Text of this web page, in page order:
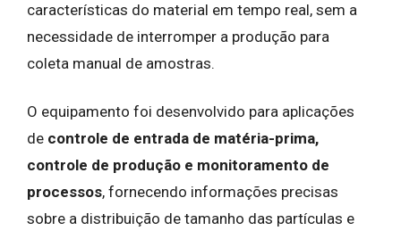
características do material em tempo real, sem a
necessidade de interromper a produção para
coleta manual de amostras.
O equipamento foi desenvolvido para aplicações
de controle de entrada de matéria-prima,
controle de produção e monitoramento de
processos, fornecendo informações precisas
sobre a distribuição de tamanho das partículas e